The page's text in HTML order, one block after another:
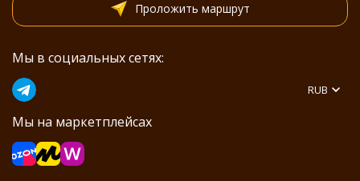
Проложить маршрут
Мы в социальных сетях:
Мы на маркетплейсах
RUB